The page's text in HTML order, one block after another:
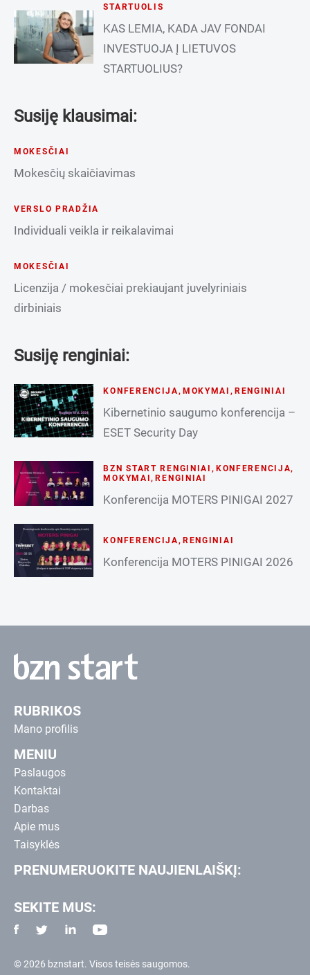
STARTUOLIS
KAS LEMIA, KADA JAV FONDAI
INVESTUOJA Į LIETUVOS
STARTUOLIUS?
Susiję klausimai:
MOKESČIAI
Mokesčių skaičiavimas
VERSLO PRADŽIA
Individuali veikla ir reikalavimai
MOKESČIAI
Licenzija / mokesčiai prekiaujant juvelyriniais
dirbiniais
Susiję renginiai:
KONFERENCIJA , MOKYMAI , RENGINIAI
Kibernetinio saugumo konferencija –
ESET Security Day
BZN START RENGINIAI , KONFERENCIJA,
MOKYMAI ,RENGINIAI
Konferencija MOTERS PINIGAI 2027
KONFERENCIJA , RENGINIAI
Konferencija MOTERS PINIGAI 2026
RUBRIKOS
Mano profilis
MENIU
Paslaugos
Kontaktai
Darbas
Apie mus
Taisyklės
PRENUMERUOKITE NAUJIENLAIŠKĮ:
SEKITE MUS:
© 2026 bznstart. Visos teisės saugomos.